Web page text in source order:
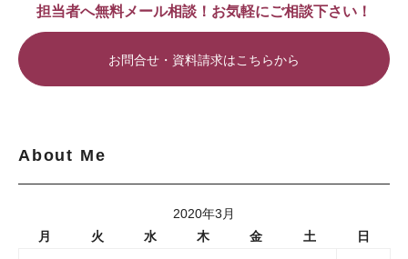
担当者へ無料メール相談！お気軽にご相談下さい！
お問合せ・資料請求はこちらから
About Me
2020年3月
月
火 水 木 金 土 日